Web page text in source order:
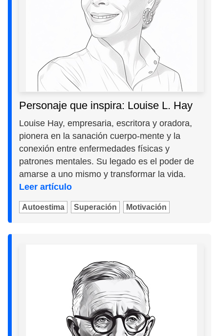
Personaje que inspira: Louise L. Hay
Louise Hay, empresaria, escritora y oradora,
pionera en la sanación cuerpo-mente y la
conexión entre enfermedades físicas y
patrones mentales. Su legado es el poder de
amarse a uno mismo y transformar la vida.
Leer artículo
Autoestima Superación Motivación